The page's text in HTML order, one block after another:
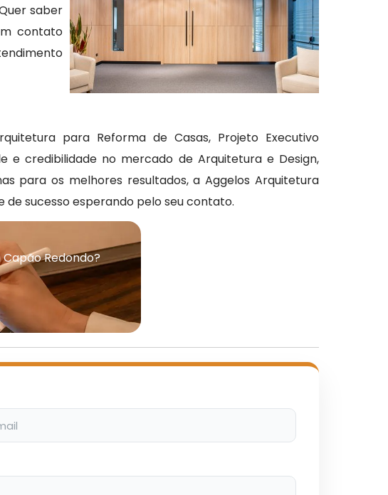
saber
contato
para Reforma de Casas, Projeto Executivo
e credibilidade no mercado de Arquitetura e Design,
para os melhores resultados, a Aggelos Arquitetura
sucesso esperando pelo seu contato.
Redondo?